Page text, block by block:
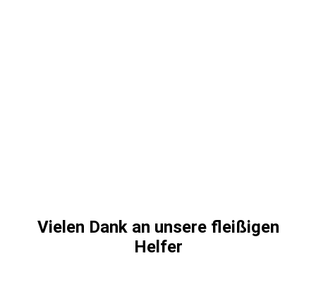
Vielen Dank an unsere fleißigen
Helfer